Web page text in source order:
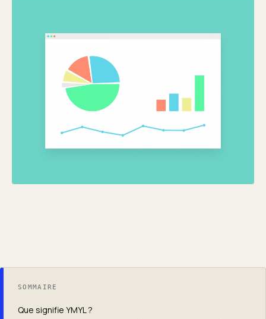
SOMMAIRE
Que signifie YMYL ?